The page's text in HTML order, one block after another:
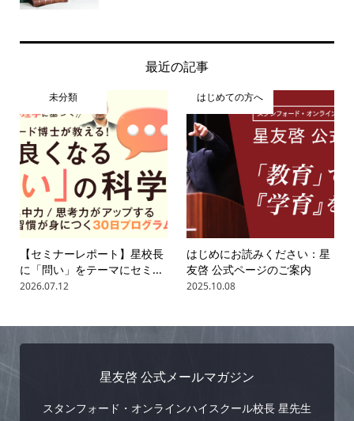
最近の記事
未分類
【セミナーレポート】星校長
に「問い」をテーマにセミ...
2026.07.12
はじめての方へ
はじめにお読みください：星
友啓 公式ページのご案内
2025.10.08
星友啓 公式メールマガジン
スタンフォード・オンラインハイスクール校長 星先生